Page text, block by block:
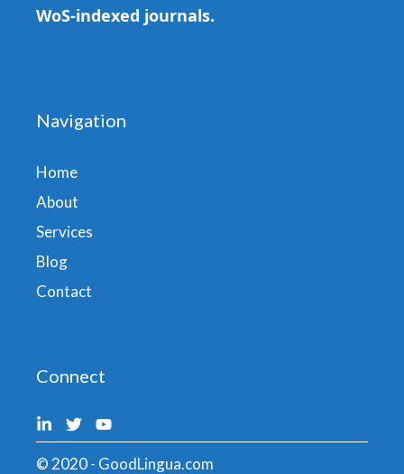
WoS-indexed journals.
Navigation
Home
About
Services
Blog
Contact
Connect
© 2020 - GoodLingua.com